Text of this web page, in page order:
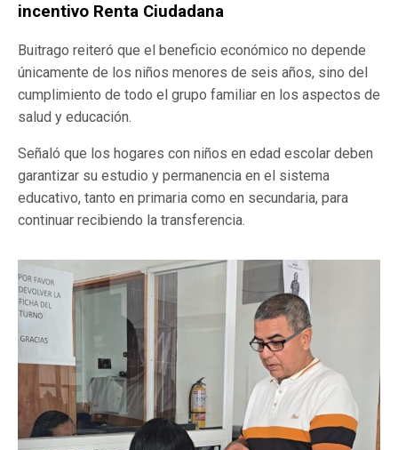
incentivo Renta Ciudadana
Buitrago reiteró que el beneficio económico no depende
únicamente de los niños menores de seis años, sino del
cumplimiento de todo el grupo familiar en los aspectos de
salud y educación.
Señaló que los hogares con niños en edad escolar deben
garantizar su estudio y permanencia en el sistema
educativo, tanto en primaria como en secundaria, para
continuar recibiendo la transferencia.